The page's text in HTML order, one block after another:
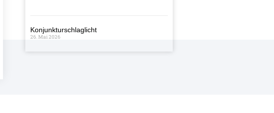
Konjunkturschlaglicht
26. Mai 2026